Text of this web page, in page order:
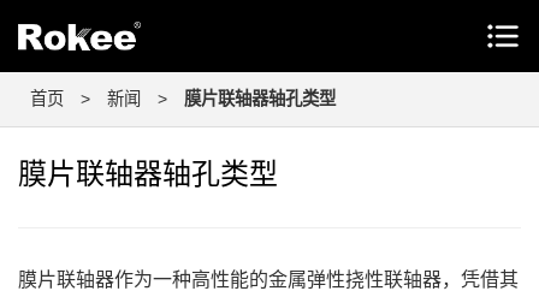
首页 > 新闻 > 膜片联轴器轴孔类型
膜片联轴器轴孔类型
膜片联轴器作为一种高性能的金属弹性挠性联轴器，凭借其